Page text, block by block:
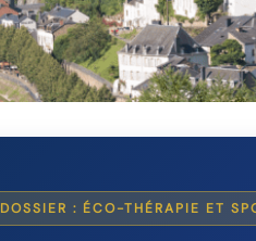
DOSSIER : ÉCO-THÉRAPIE ET